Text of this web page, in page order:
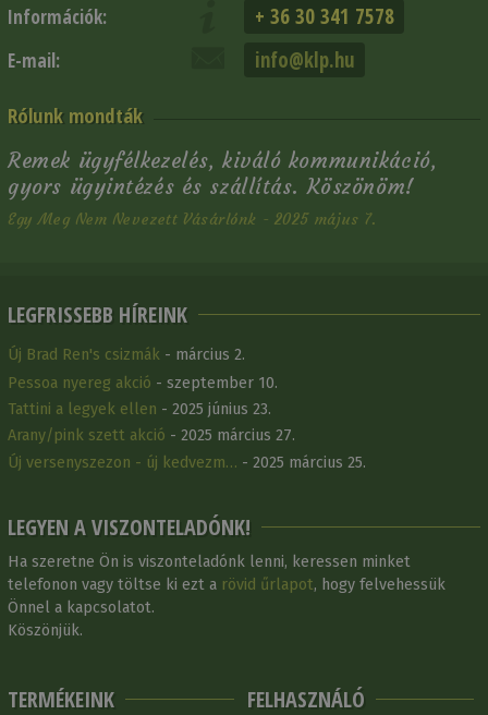
Információk: + 36 30 341 7578
E-mail: info@klp.hu
Rólunk mondták
Remek ügyfélkezelés, kiváló kommunikáció,
gyors ügyintézés és szállítás. Köszönöm!
Egy Meg Nem Nevezett Vásárlónk - 2025 május 7.
LEGFRISSEBB HÍREINK
Új Brad Ren's csizmák - március 2.
Pessoa nyereg akció - szeptember 10.
Tattini a legyek ellen - 2025 június 23.
Arany/pink szett akció - 2025 március 27.
Új versenyszezon - új kedvezm… - 2025 március 25.
LEGYEN A VISZONTELADÓNK!
Ha szeretne Ön is viszonteladónk lenni, keressen minket
telefonon vagy töltse ki ezt a rövid űrlapot, hogy felvehessük
Önnel a kapcsolatot.
Köszönjük.
TERMÉKEINK FELHASZNÁLÓ